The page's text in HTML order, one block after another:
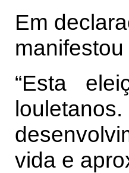
Em
“Esta
vida e